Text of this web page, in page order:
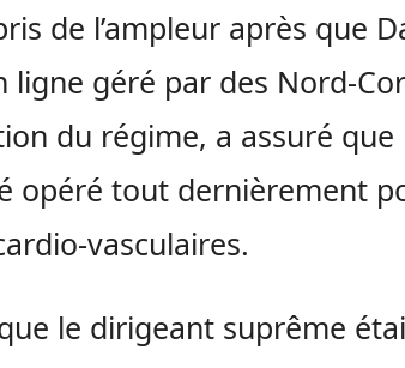
de l’ampleur après que
ligne géré par des Nord-
du régime, a assuré que
opéré tout dernièrement
vasculaires.
le dirigeant suprême